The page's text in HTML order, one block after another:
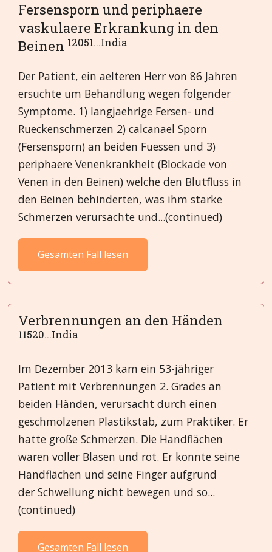
Fersensporn und periphaere
vaskulaere Erkrankung in den
Beinen 12051...India
Der Patient, ein aelteren Herr von 86 Jahren
ersuchte um Behandlung wegen folgender
Symptome. 1) langjaehrige Fersen- und
Rueckenschmerzen 2) calcanael Sporn
(Fersensporn) an beiden Fuessen und 3)
periphaere Venenkrankheit (Blockade von
Venen in den Beinen) welche den Blutfluss in
den Beinen behinderten, was ihm starke
Schmerzen verursachte und...(continued)
Gesamten Fall lesen
Verbrennungen an den Händen
11520...India
Im Dezember 2013 kam ein 53-jähriger
Patient mit Verbrennungen 2. Grades an
beiden Händen, verursacht durch einen
geschmolzenen Plastikstab, zum Praktiker. Er
hatte große Schmerzen. Die Handflächen
waren voller Blasen und rot. Er konnte seine
Handflächen und seine Finger aufgrund
der Schwellung nicht bewegen und so...
(continued)
Gesamten Fall lesen